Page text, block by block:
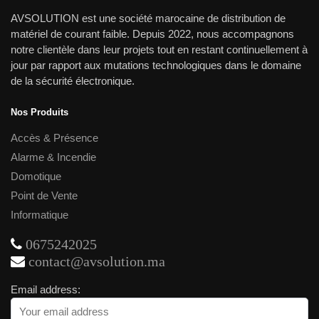
AVSOLUTION est une société marocaine de distribution de
matériel de courant faible. Depuis 2022, nous accompagnons
notre clientèle dans leur projets tout en restant continuellement à
jour par rapport aux mutations technologiques dans le domaine
de la sécurité électronique.
Nos Produits
Accès & Présence
Alarme & Incendie
Domotique
Point de Vente
Informatique
0675242025
contact@avsolution.ma
Email address: